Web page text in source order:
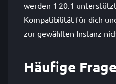
werden 1.20.1
Kompatibilität für dich
zur gewählten Instanz
Häufige